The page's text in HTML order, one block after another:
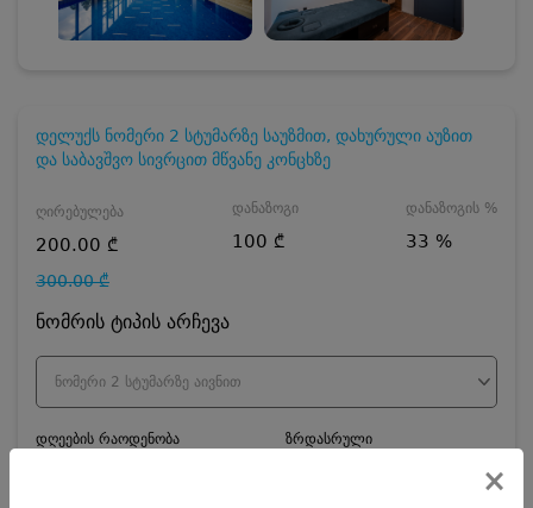
×
დელუქს ნომერი 2 სტუმარზე საუზმით, დახურული აუზით
და საბავშვო სივრცით მწვანე კონცხზე
ღირებულება
200.00 ₾
300.00 ₾
დანაზოგი
100 ₾
დანაზოგის %
33 %
ნომრის ტიპის არჩევა
ნომერი 2 სტუმარზე აივნით
დღეების რაოდენობა ზრდასრული